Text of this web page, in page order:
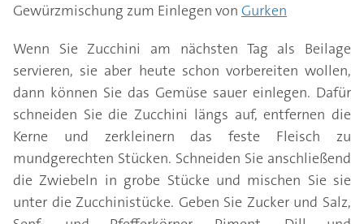
Gewürzmischung zum Einlegen von Gurken
Wenn Sie Zucchini am nächsten Tag als Beilage
servieren, sie aber heute schon vorbereiten wollen,
dann können Sie das Gemüse sauer einlegen. Dafür
schneiden Sie die Zucchini längs auf, entfernen die
Kerne und zerkleinern das feste Fleisch zu
mundgerechten Stücken. Schneiden Sie anschließend
die Zwiebeln in grobe Stücke und mischen Sie sie
unter die Zucchinistücke. Geben Sie Zucker und Salz,